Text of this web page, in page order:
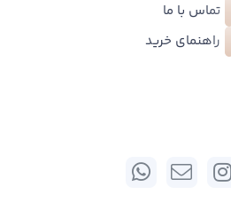
تماس با ما
راهنمای خرید